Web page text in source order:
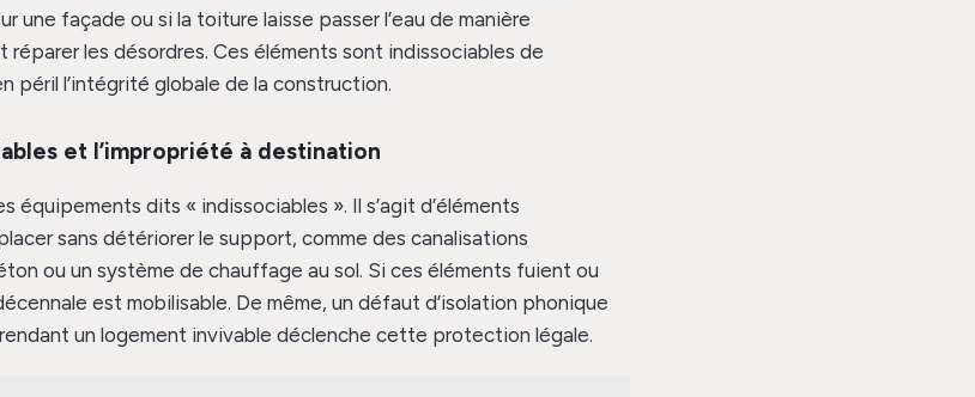
une façade ou si la toiture laisse passer l’eau de manière
les désordres. Ces éléments sont indissociables de
péril l’intégrité globale de la construction.
et l’impropriété à destination
équipements dits « indissociables ». Il s’agit d’éléments
sans détériorer le support, comme des canalisations
ou un système de chauffage au sol. Si ces éléments fuient ou
est mobilisable. De même, un défaut d’isolation phonique
un logement invivable déclenche cette protection légale.